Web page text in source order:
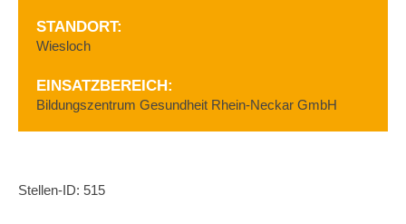
STANDORT:
Wiesloch
EINSATZBEREICH:
Bildungszentrum Gesundheit Rhein-Neckar GmbH
Stellen-ID: 515